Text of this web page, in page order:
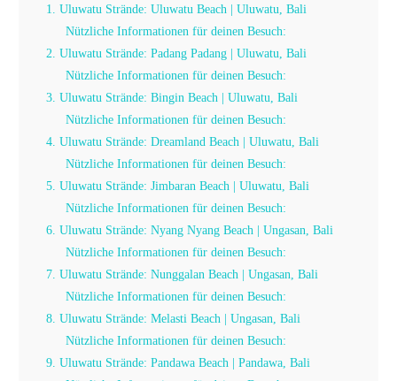
1. Uluwatu Strände: Uluwatu Beach | Uluwatu, Bali
Nützliche Informationen für deinen Besuch:
2. Uluwatu Strände: Padang Padang | Uluwatu, Bali
Nützliche Informationen für deinen Besuch:
3. Uluwatu Strände: Bingin Beach | Uluwatu, Bali
Nützliche Informationen für deinen Besuch:
4. Uluwatu Strände: Dreamland Beach | Uluwatu, Bali
Nützliche Informationen für deinen Besuch:
5. Uluwatu Strände: Jimbaran Beach | Uluwatu, Bali
Nützliche Informationen für deinen Besuch:
6. Uluwatu Strände: Nyang Nyang Beach | Ungasan, Bali
Nützliche Informationen für deinen Besuch:
7. Uluwatu Strände: Nunggalan Beach | Ungasan, Bali
Nützliche Informationen für deinen Besuch:
8. Uluwatu Strände: Melasti Beach | Ungasan, Bali
Nützliche Informationen für deinen Besuch:
9. Uluwatu Strände: Pandawa Beach | Pandawa, Bali